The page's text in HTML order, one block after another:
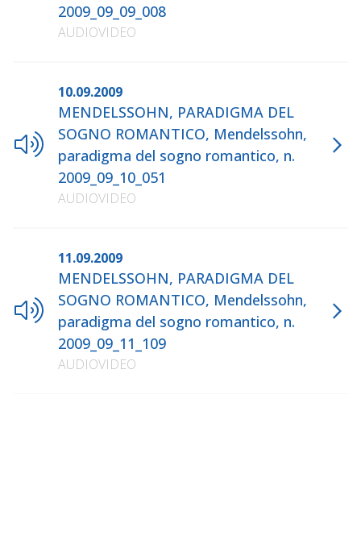
2009_09_09_008
AUDIOVIDEO
10.09.2009
MENDELSSOHN, PARADIGMA DEL
SOGNO ROMANTICO, Mendelssohn,
paradigma del sogno romantico, n.
2009_09_10_051
AUDIOVIDEO
11.09.2009
MENDELSSOHN, PARADIGMA DEL
SOGNO ROMANTICO, Mendelssohn,
paradigma del sogno romantico, n.
2009_09_11_109
AUDIOVIDEO